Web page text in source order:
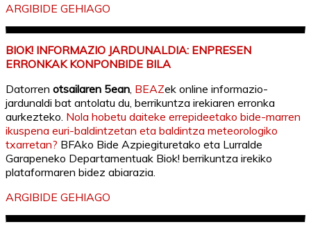
ARGIBIDE GEHIAGO
BIOK! INFORMAZIO JARDUNALDIA: ENPRESEN
ERRONKAK KONPONBIDE BILA
Datorren otsailaren 5ean BEAZek online informazio-
jardunaldi bat antolatu du, berrikuntza irekiaren erronka
aurkezteko. Nola hobetu daiteke errepideetako bide-marren
ikuspena euri-baldintzetan eta baldintza meteorologiko
txarretan? BFAko Bide Azpiegituretako eta Lurralde
Garapeneko Departamentuak Biok! berrikuntza irekiko
plataformaren bidez abiarazia.
ARGIBIDE GEHIAGO